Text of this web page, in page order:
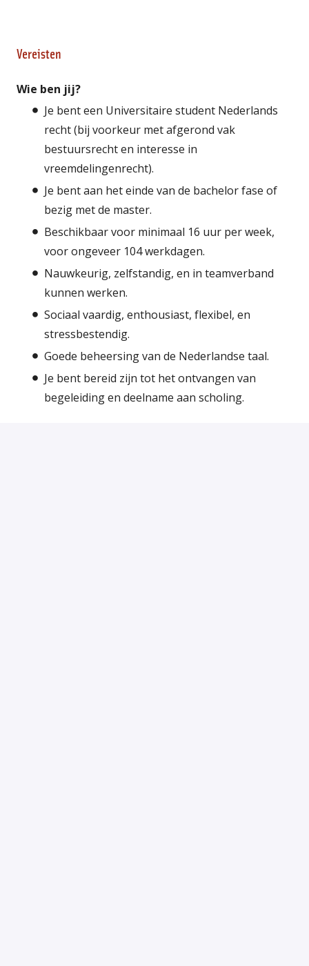
Vereisten
Wie ben jij?
Je bent een Universitaire student Nederlands
recht (bij voorkeur met afgerond vak
bestuursrecht en interesse in
vreemdelingenrecht).
Je bent aan het einde van de bachelor fase of
bezig met de master.
Beschikbaar voor minimaal 16 uur per week,
voor ongeveer 104 werkdagen.
Nauwkeurig, zelfstandig, en in teamverband
kunnen werken.
Sociaal vaardig, enthousiast, flexibel, en
stressbestendig.
Goede beheersing van de Nederlandse taal.
Je bent bereid zijn tot het ontvangen van
begeleiding en deelname aan scholing.